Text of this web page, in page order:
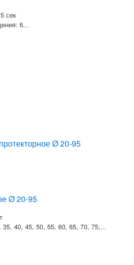
сек
6...
Ø 20-95
40, 45, 50, 55, 60, 65, 70, 75,...